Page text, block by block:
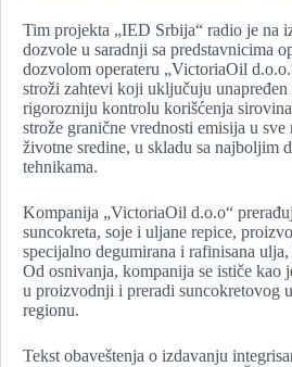
Tim projekta „IED Srbija“ radio je na
dozvole u saradnji sa predstavnicima
dozvolom operateru „VictoriaOil
stroži zahtevi koji uključuju
rigorozniju kontrolu korišćenja
strože granične vrednosti emisija u sve
životne sredine, u skladu sa najboljim
tehnikama.
Kompanija „VictoriaOil d.o.o“
suncokreta, soje i uljane repice,
specijalno degumirana i rafinisana
Od osnivanja, kompanija se ističe kao
u proizvodnji i preradi suncokretovog
regionu.
Tekst obaveštenja o izdavanju